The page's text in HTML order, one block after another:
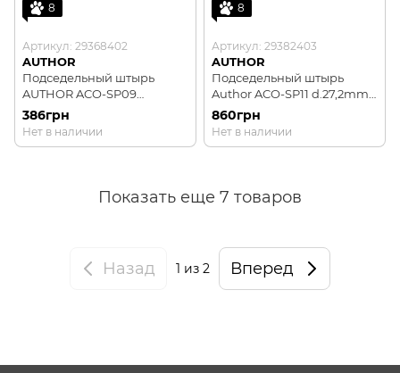
8
Артикул: 29368402
AUTHOR
Подседельный штырь
AUTHOR ACO-SP09
d.26,8mm/l.400mm
(матовый Черный/
386грн
Нет в наличии
8
Артикул: 29382403
AUTHOR
Подседельный штырь
Author ACO-SP11 d.27,2mm,
длинна 400mm, черный
860грн
Нет в наличии
Показать еще 7 товаров
Назад 1 из 2 Вперед